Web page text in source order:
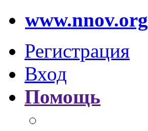
www.nnov.org
Регистрация
Вход
Помощь